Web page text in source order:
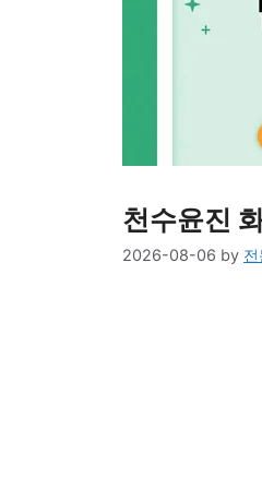
천수윤진
2026-08-06 by